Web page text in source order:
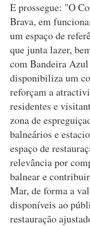
E prossegue: "O
Brava, em
um espaço de
que junta lazer,
com Bandeira
disponibiliza um
reforçam a
residentes e
zona de
balneários e
espaço de
relevância por
balnear e
Mar, de forma a
disponíveis ao
restauração